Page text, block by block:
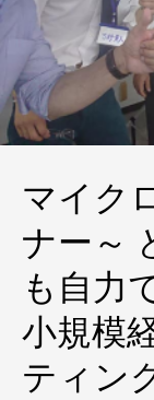
マイク
ナー～
も自力
小規模
ティン